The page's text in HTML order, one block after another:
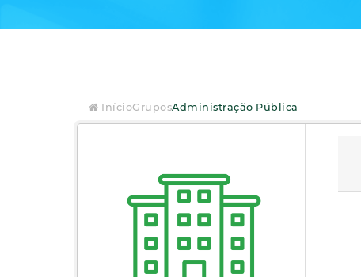
InícioGruposAdministração Pública